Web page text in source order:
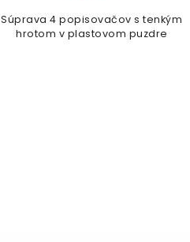
Súprava 4 popisovačov s tenkým
hrotom v plastovom puzdre